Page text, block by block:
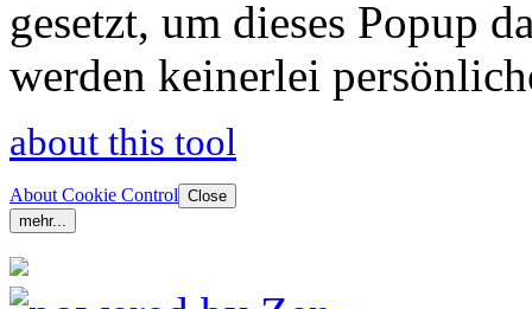
gesetzt, um dieses Popup
werden keinerlei
about this tool
About Cookie Control Close
mehr...